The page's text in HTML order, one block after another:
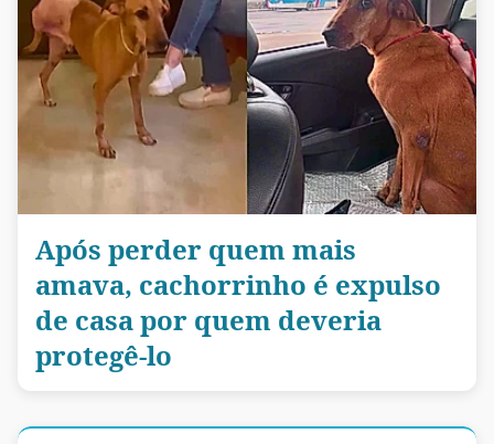
Após perder quem mais
amava, cachorrinho é expulso
de casa por quem deveria
protegê-lo